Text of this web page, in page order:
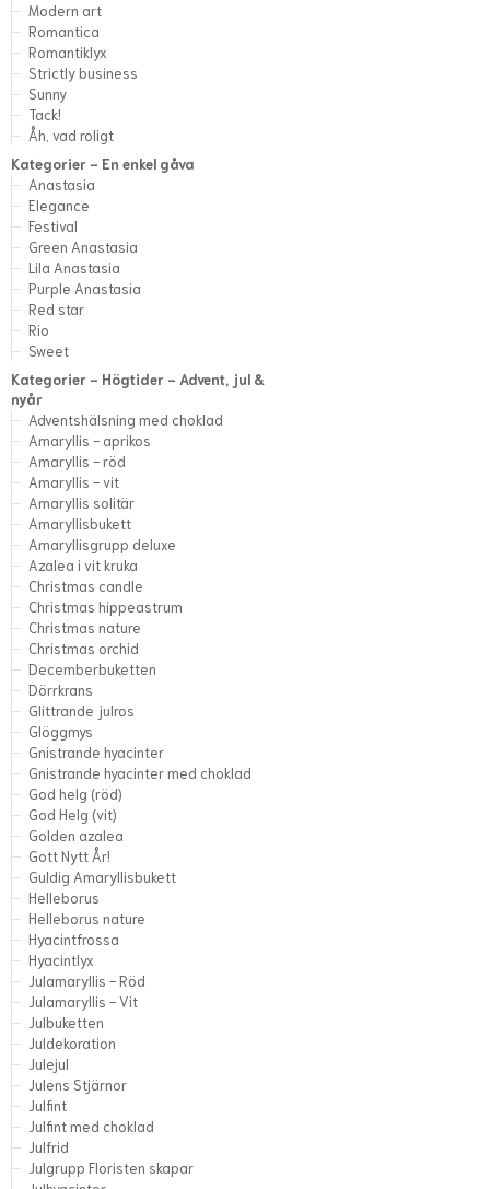
Modern art
Romantica
Romantiklyx
Strictly business
Sunny
Tack!
Åh, vad roligt
Kategorier - En enkel gåva
Anastasia
Elegance
Festival
Green Anastasia
Lila Anastasia
Purple Anastasia
Red star
Rio
Sweet
Kategorier - Högtider - Advent, jul &
nyår
Adventshälsning med choklad
Amaryllis - aprikos
Amaryllis - röd
Amaryllis - vit
Amaryllis solitär
Amaryllisbukett
Amaryllisgrupp deluxe
Azalea i vit kruka
Christmas candle
Christmas hippeastrum
Christmas nature
Christmas orchid
Decemberbuketten
Dörrkrans
Glittrande julros
Glöggmys
Gnistrande hyacinter
Gnistrande hyacinter med choklad
God helg (röd)
God Helg (vit)
Golden azalea
Gott Nytt År!
Guldig Amaryllisbukett
Helleborus
Helleborus nature
Hyacintfrossa
Hyacintlyx
Julamaryllis - Röd
Julamaryllis - Vit
Julbuketten
Juldekoration
Julejul
Julens Stjärnor
Julfint
Julfint med choklad
Julfrid
Julgrupp Floristen skapar